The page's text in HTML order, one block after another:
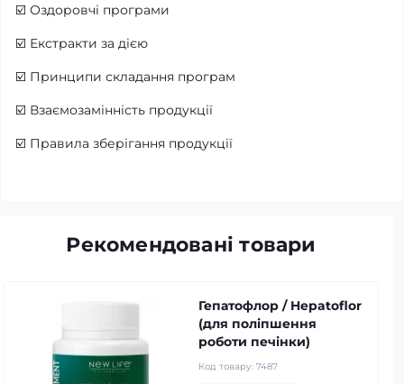
☑️ Оздоровчі програми
☑️ Екстракти за дією
☑️ Принципи складання програм
☑️ Взаємозамінність продукції
☑️ Правила зберігання продукції
Рекомендовані товари
Гепатофлор / Hepatoflor
(для поліпшення
роботи печінки)
Код товару: 7487